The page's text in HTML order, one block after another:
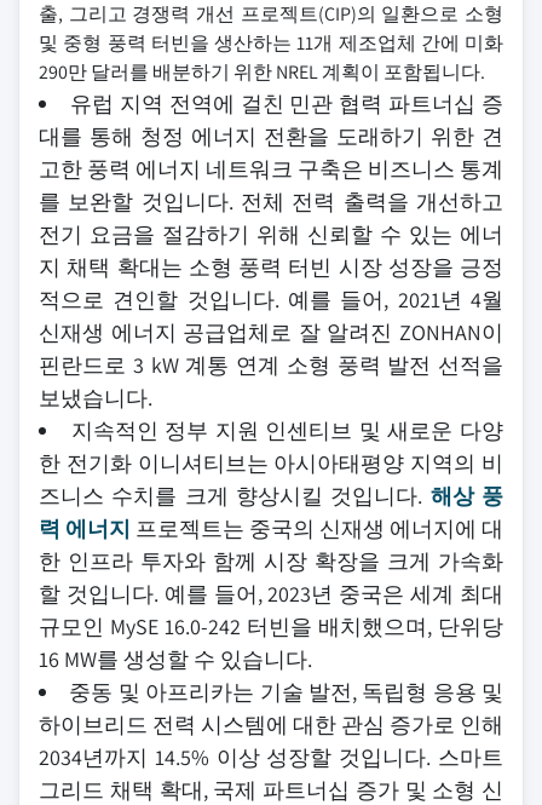
출, 그리고 경쟁력 개선 프로젝트(CIP)의 일환으로 소형
및 중형 풍력 터빈을 생산하는 11개 제조업체 간에 미화
290만 달러를 배분하기 위한 NREL 계획이 포함됩니다.
유럽 지역 전역에 걸친 민관 협력 파트너십 증
대를 통해 청정 에너지 전환을 도래하기 위한 견
고한 풍력 에너지 네트워크 구축은 비즈니스 통계
를 보완할 것입니다. 전체 전력 출력을 개선하고
전기 요금을 절감하기 위해 신뢰할 수 있는 에너
지 채택 확대는 소형 풍력 터빈 시장 성장을 긍정
적으로 견인할 것입니다. 예를 들어, 2021년 4월
신재생 에너지 공급업체로 잘 알려진 ZONHAN이
핀란드로 3 kW 계통 연계 소형 풍력 발전 선적을
보냈습니다.
지속적인 정부 지원 인센티브 및 새로운 다양
한 전기화 이니셔티브는 아시아태평양 지역의 비
즈니스 수치를 크게 향상시킬 것입니다. 해상 풍
력 에너지 프로젝트는 중국의 신재생 에너지에 대
한 인프라 투자와 함께 시장 확장을 크게 가속화
할 것입니다. 예를 들어, 2023년 중국은 세계 최대
규모인 MySE 16.0-242 터빈을 배치했으며, 단위당
16 MW를 생성할 수 있습니다.
중동 및 아프리카는 기술 발전, 독립형 응용 및
하이브리드 전력 시스템에 대한 관심 증가로 인해
2034년까지 14.5% 이상 성장할 것입니다. 스마트
그리드 채택 확대, 국제 파트너십 증가 및 소형 신